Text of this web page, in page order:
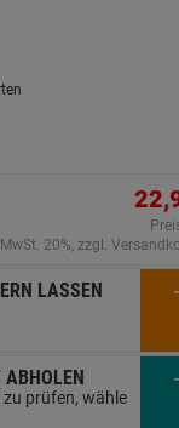
20%, zzgl.
LASSEN
ABHOLEN
prüfen, wähle